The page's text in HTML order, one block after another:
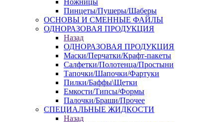
Ножницы
Пинцеты/Пушеры/Шаберы
ОСНОВЫ И СМЕННЫЕ ФАЙЛЫ
ОДНОРАЗОВАЯ ПРОДУКЦИЯ
Назад
ОДНОРАЗОВАЯ ПРОДУКЦИЯ
Маски/Перчатки/Крафт-пакеты
Салфетки/Полотенца/Простыни
Тапочки/Шапочки/Фартуки
Пилки/Баффы\Щетки
Емкости/Типсы/Формы
Палочки/Браши/Прочее
СПЕЦИАЛЬНЫЕ ЖИДКОСТИ
Назад